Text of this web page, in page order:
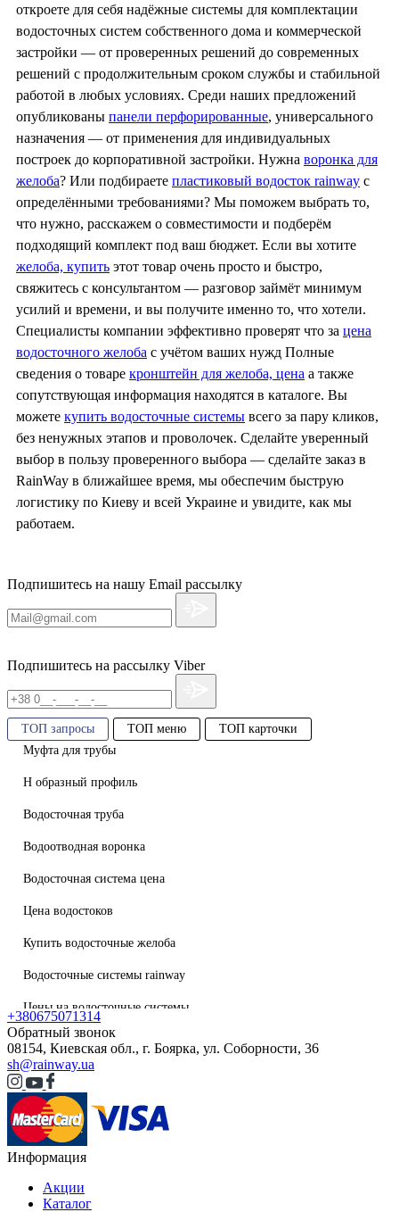
откроете для себя надёжные системы для комплектации
водосточных систем собственного дома и коммерческой
застройки — от проверенных решений до современных
решений с продолжительным сроком службы и стабильной
работой в любых условиях. Среди наших предложений
опубликованы панели перфорированные, универсального
назначения — от применения для индивидуальных
построек до корпоративной застройки. Нужна воронка для
желоба? Или подбираете пластиковый водосток rainway с
определёнными требованиями? Мы поможем выбрать то,
что нужно, расскажем о совместимости и подберём
подходящий комплект под ваш бюджет. Если вы хотите
желоба, купить этот товар очень просто и быстро,
свяжитесь с консультантом — разговор займёт минимум
усилий и времени, и вы получите именно то, что хотели.
Специалисты компании эффективно проверят что за цена
водосточного желоба с учётом ваших нужд Полные
сведения о товаре кронштейн для желоба, цена а также
сопутствующая информация находятся в каталоге. Вы
можете купить водосточные системы всего за пару кликов,
без ненужных этапов и проволочек. Сделайте уверенный
выбор в пользу проверенного выбора — сделайте заказ в
RainWay в ближайшее время, мы обеспечим быструю
логистику по Киеву и всей Украине и увидите, как мы
работаем.
Подпишитесь на нашу Email рассылку
Подпишитесь на рассылку Viber
ТОП запросы ТОП меню
ТОП карточки
Муфта для трубы
Н образный профиль
Водосточная труба
Водоотводная воронка
Водосточная система цена
Цена водостоков
Купить водосточные желоба
Водосточные системы rainway
Цены на водосточные системы
Водосточная система
Софиты
Кровельная вентиляция EliteVent
Интернет-магазин водостоков
Водосточная система
rainway 130
J-профиль L-3000 мм темно-коричневий
Отвод двухмуфтовый 87° 100 мм (RAINWAY 130) графитовый
Воронка желоба (RAINWAY 130) черная
Тройник 67° 75x75 мм (RAINWAY 90) кирпичный
Воронка желоба (RAINWAY 90) красная
+380675071314
Обратный звонок
08154, Киевская обл., г. Боярка, ул. Соборности, 36
sh@rainway.ua
Информация
Акции
Каталог